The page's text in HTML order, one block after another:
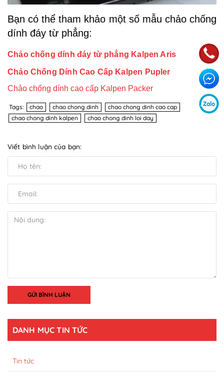
Bạn có thể tham khảo một số mẫu chảo chống
dính đáy từ phẳng:
Chảo chống dính đáy từ phẳng Kalpen Aris
Chảo Chống Dính Cao Cấp Kalpen Pupler
Chảo chống dính cao cấp Kalpen Packer
Tags: chao chao chong dinh
chao chong dinh cao cap
chao chong dinh kalpen
chao chong dinh loi day
Viết bình luận của bạn:
GỬI BÌNH LUẬN
DANH MỤC TIN TỨC
Tin tức